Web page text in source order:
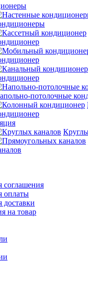
потолочные
соглашения
оплаты
доставки
на товар